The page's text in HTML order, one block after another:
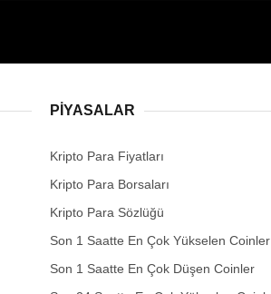
PIYASALAR
Kripto Para Fiyatları
Kripto Para Borsaları
Kripto Para Sözlüğü
Son 1 Saatte En Çok Yükselen Coinler
Son 1 Saatte En Çok Düşen Coinler